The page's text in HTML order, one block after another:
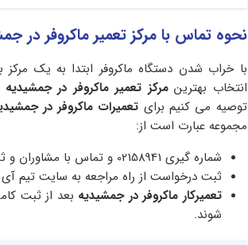
نحوه تماس با مرکز تعمیر ماکروفر در
با خراب شدن دستگاه ماکروفر ابتدا به یک مرکز
انتخاب بهترینمرکز تعمیر ماکروفر در جمشیدیه
توصیه می کنیم برای تعمیرات ماکروفر در
مجموعه عبارت است از:
شماره گیری 02158941 و تماس با مشاوران و ثبت درخواست در شرکت آی پی امداد .
ثبت درخواست از راه مراجعه به سایت تیم
تعمیرکار ماکروفر در جمشیدیه بعد از ثبت
شوند.